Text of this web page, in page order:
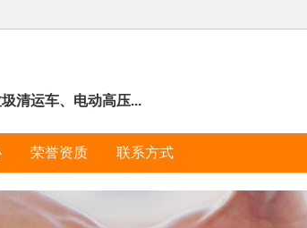
清运车、电动高压...
荣誉资质 联系方式